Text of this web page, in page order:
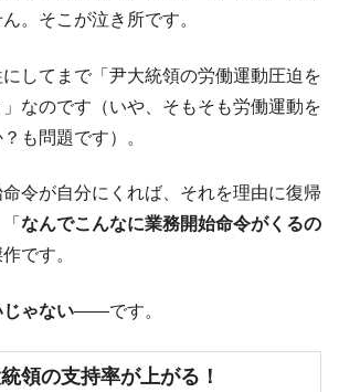
。そこが泣き所です。
してまで「尹大統領の労働運動圧迫を
なのです（いや、そもそも労働運動を
も問題です）。
令が自分にくれば、それを理由に復帰
なんでこんなに業務開始命令がくるの
です。
じゃない――です。
領の支持率が上がる！